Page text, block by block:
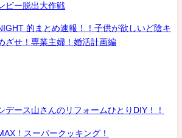
ビー脱出大作戦
的まとめ速報！！子供が欲しいど陰キ
ざせ！専業主婦！婚活計画編
デース山さんのリフォームひとりDIY！！
！スーパークッキング！